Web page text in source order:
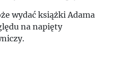
wydać książki Adama
na napięty